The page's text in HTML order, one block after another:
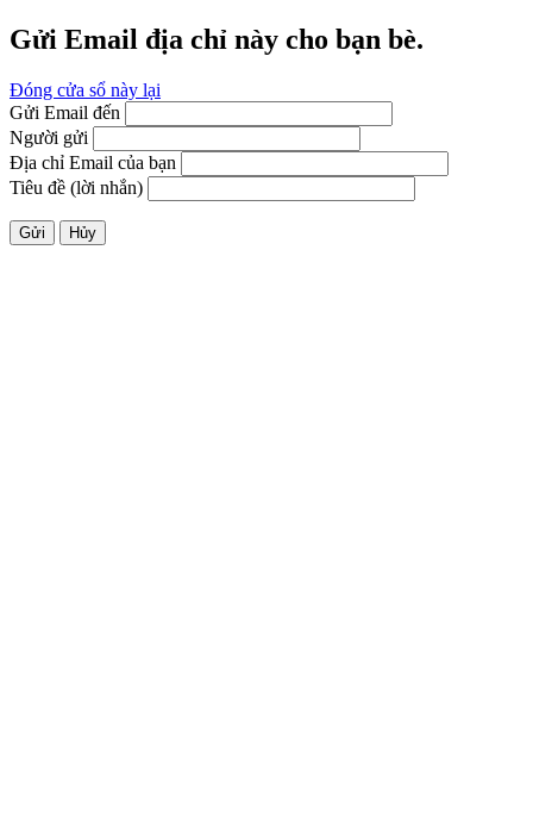
Gửi Email địa chỉ này cho bạn bè.
Đóng cửa sổ này lại
Gửi Email đến
Người gửi
Địa chỉ Email của bạn
Tiêu đề (lời nhắn)
Gửi Hủy